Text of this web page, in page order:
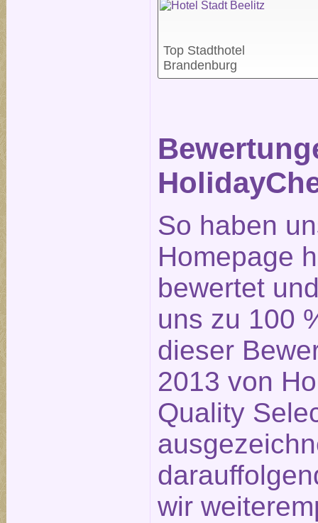
Top Stadthotel
Brandenburg
So haben
Homepage
bewertet
uns zu 100
dieser
2013 von
Quality
wir